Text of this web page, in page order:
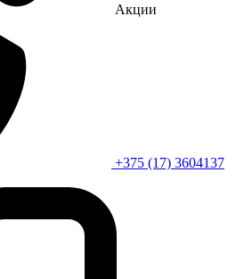
Акции
+375 (17) 3604137